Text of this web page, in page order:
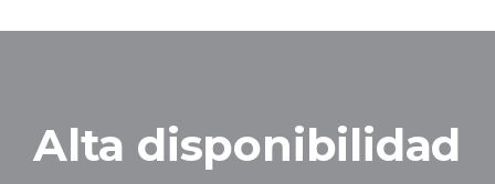
Alta disponibilidad